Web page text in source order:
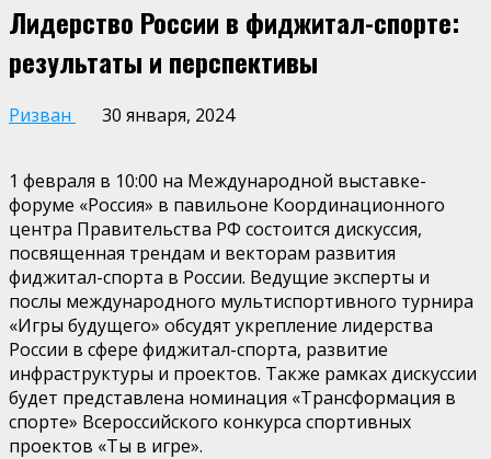
Лидерство России в фиджитал-спорте:
результаты и перспективы
Ризван 30 января, 2024
1 февраля в 10:00 на Международной выставке-
форуме «Россия» в павильоне Координационного
центра Правительства РФ состоится дискуссия,
посвященная трендам и векторам развития
фиджитал-спорта в России. Ведущие эксперты и
послы международного мультиспортивного турнира
«Игры будущего» обсудят укрепление лидерства
России в сфере фиджитал-спорта, развитие
инфраструктуры и проектов. Также рамках дискуссии
будет представлена номинация «Трансформация в
спорте» Всероссийского конкурса спортивных
проектов «Ты в игре».